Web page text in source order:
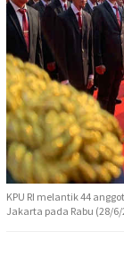
KPU RI melantik 44
Jakarta pada Rabu (28/